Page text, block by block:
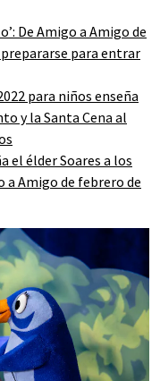
De Amigo a Amigo de
prepararse para entrar
para niños enseña
y la Santa Cena al
el élder Soares a los
a Amigo de febrero de